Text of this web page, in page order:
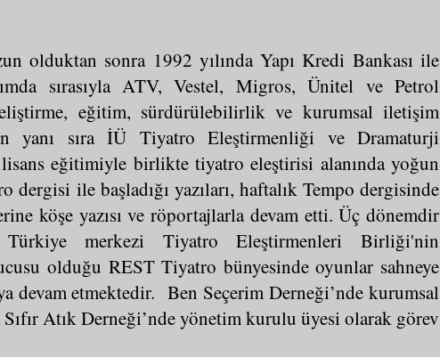
olduktan sonra 1992 yılında Yapı Kredi Bankası ile
sırasıyla ATV, Vestel, Migros, Ünitel ve Petrol
eğitim, sürdürülebilirlik ve kurumsal iletişim
yanı sıra İÜ Tiyatro Eleştirmenliği ve Dramaturji
eğitimiyle birlikte tiyatro eleştirisi alanında yoğun
ile başladığı yazıları, haftalık Tempo dergisinde
köşe yazısı ve röportajlarla devam etti. Üç dönemdir
merkezi Tiyatro Eleştirmenleri Birliği'nin
olduğu REST Tiyatro bünyesinde oyunlar sahneye
devam etmektedir. Ben Seçerim Derneği’nde kurumsal
Sıfır Atık Derneği’nde yönetim kurulu üyesi olarak görev